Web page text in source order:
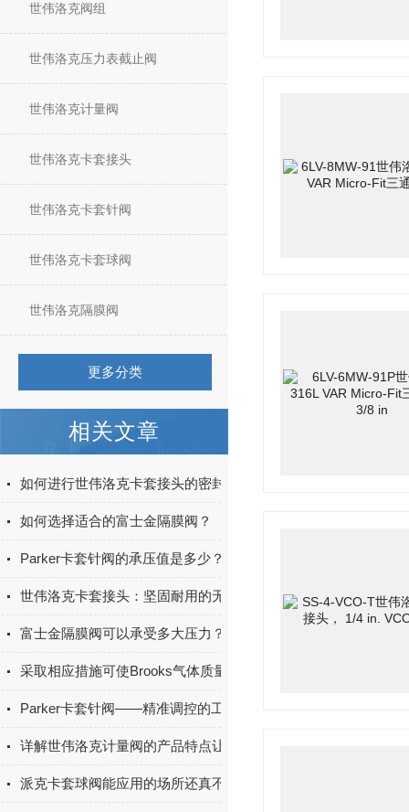
世伟洛克阀组
世伟洛克压力表截止阀
世伟洛克计量阀
世伟洛克卡套接头
世伟洛克卡套针阀
世伟洛克卡套球阀
世伟洛克隔膜阀
更多分类
相关文章
如何进行世伟洛克卡套接头的密封安装？
如何选择适合的富士金隔膜阀？
Parker卡套针阀的承压值是多少？
世伟洛克卡套接头：坚固耐用的无泄漏管道连接基石
富士金隔膜阀可以承受多大压力？
采取相应措施可使Brooks气体质量流量计的测量精度更高
Parker卡套针阀——精准调控的工业利器
详解世伟洛克计量阀的产品特点让它用起来更方便
派克卡套球阀能应用的场所还真不少